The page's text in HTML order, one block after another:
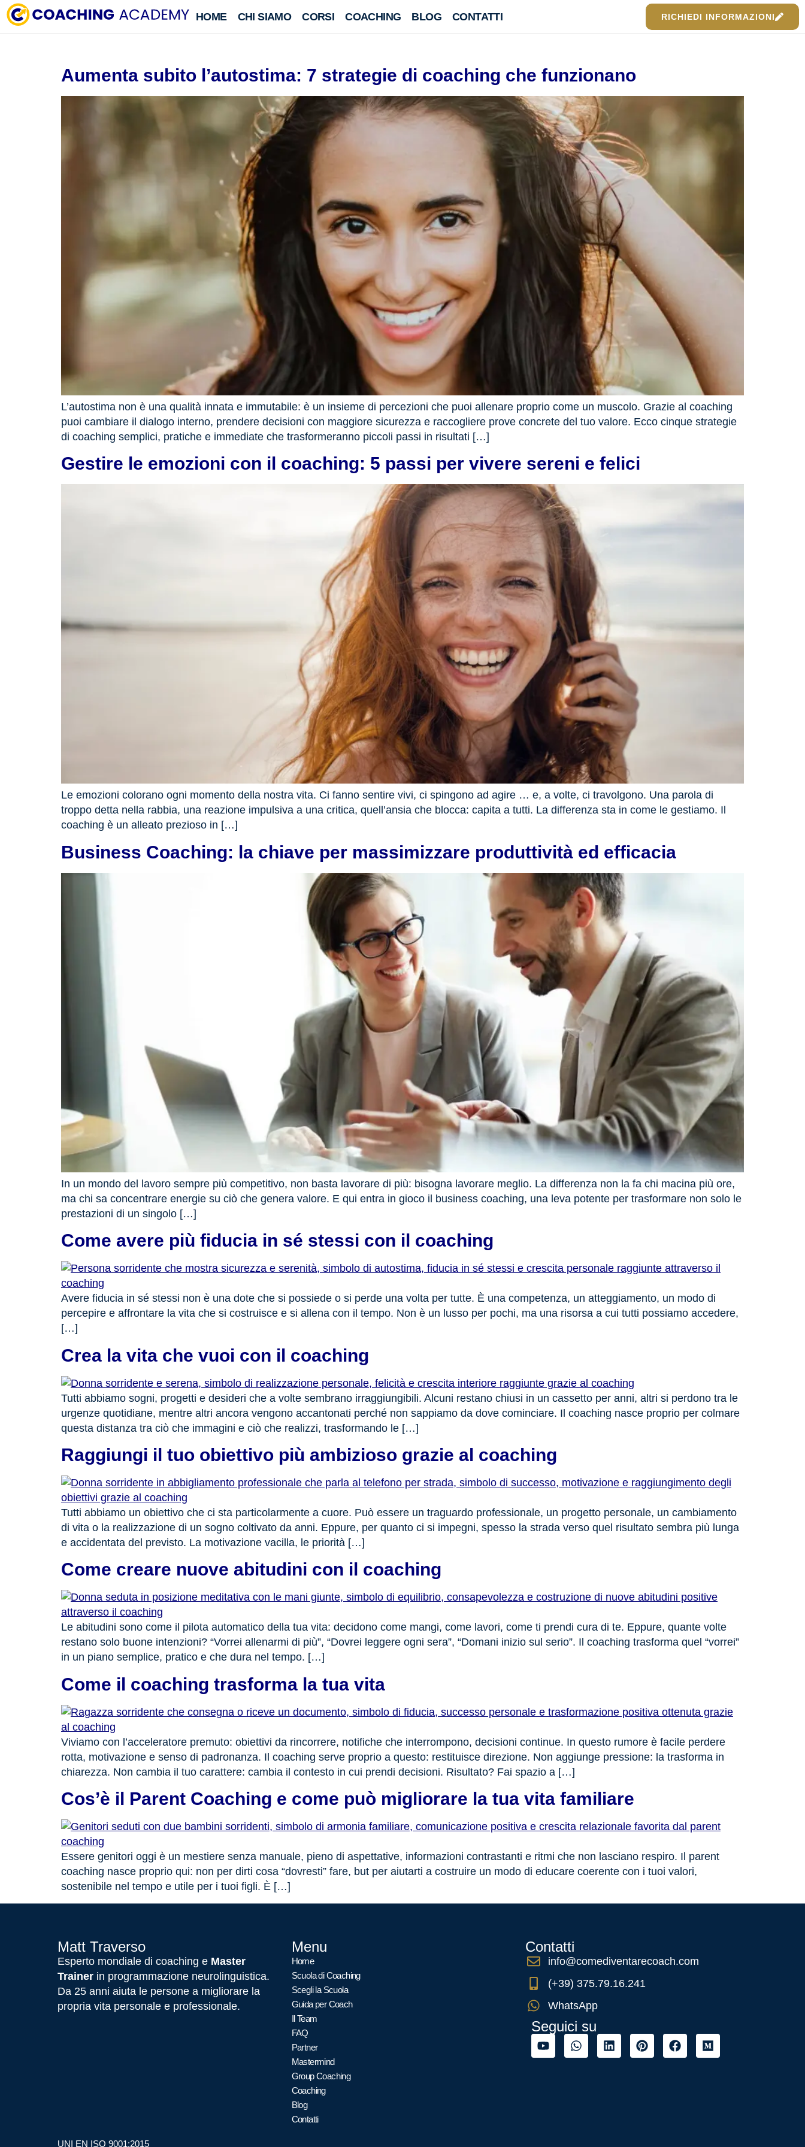
HOME CHI SIAMO CORSI COACHING BLOG CONTATTI RICHIEDI INFORMAZIONI
Aumenta subito l’autostima: 7 strategie di coaching che funzionano
L’autostima non è una qualità innata e immutabile: è un insieme di percezioni che puoi allenare proprio come un muscolo. Grazie al coaching
puoi cambiare il dialogo interno, prendere decisioni con maggiore sicurezza e raccogliere prove concrete del tuo valore. Ecco cinque strategie
di coaching semplici, pratiche e immediate che trasformeranno piccoli passi in risultati […]
Gestire le emozioni con il coaching: 5 passi per vivere sereni e felici
Le emozioni colorano ogni momento della nostra vita. Ci fanno sentire vivi, ci spingono ad agire … e, a volte, ci travolgono. Una parola di
troppo detta nella rabbia, una reazione impulsiva a una critica, quell’ansia che blocca: capita a tutti. La differenza sta in come le gestiamo. Il
coaching è un alleato prezioso in […]
Business Coaching: la chiave per massimizzare produttività ed efficacia
In un mondo del lavoro sempre più competitivo, non basta lavorare di più: bisogna lavorare meglio. La differenza non la fa chi macina più ore,
ma chi sa concentrare energie su ciò che genera valore. E qui entra in gioco il business coaching, una leva potente per trasformare non solo le
prestazioni di un singolo […]
Come avere più fiducia in sé stessi con il coaching
Avere fiducia in sé stessi non è una dote che si possiede o si perde una volta per tutte. È una competenza, un atteggiamento, un modo di
percepire e affrontare la vita che si costruisce e si allena con il tempo. Non è un lusso per pochi, ma una risorsa a cui tutti possiamo accedere,
[…]
Crea la vita che vuoi con il coaching
Tutti abbiamo sogni, progetti e desideri che a volte sembrano irraggiungibili. Alcuni restano chiusi in un cassetto per anni, altri si perdono tra le
urgenze quotidiane, mentre altri ancora vengono accantonati perché non sappiamo da dove cominciare. Il coaching nasce proprio per colmare
questa distanza tra ciò che immagini e ciò che realizzi, trasformando le […]
Raggiungi il tuo obiettivo più ambizioso grazie al coaching
Tutti abbiamo un obiettivo che ci sta particolarmente a cuore. Può essere un traguardo professionale, un progetto personale, un cambiamento
di vita o la realizzazione di un sogno coltivato da anni. Eppure, per quanto ci si impegni, spesso la strada verso quel risultato sembra più lunga
e accidentata del previsto. La motivazione vacilla, le priorità […]
Come creare nuove abitudini con il coaching
Le abitudini sono come il pilota automatico della tua vita: decidono come mangi, come lavori, come ti prendi cura di te. Eppure, quante volte
restano solo buone intenzioni? “Vorrei allenarmi di più”, “Dovrei leggere ogni sera”, “Domani inizio sul serio”. Il coaching trasforma quel “vorrei”
in un piano semplice, pratico e che dura nel tempo. […]
Come il coaching trasforma la tua vita
Viviamo con l’acceleratore premuto: obiettivi da rincorrere, notifiche che interrompono, decisioni continue. In questo rumore è facile perdere
rotta, motivazione e senso di padronanza. Il coaching serve proprio a questo: restituisce direzione. Non aggiunge pressione: la trasforma in
chiarezza. Non cambia il tuo carattere: cambia il contesto in cui prendi decisioni. Risultato? Fai spazio a […]
Cos’è il Parent Coaching e come può migliorare la tua vita familiare
Essere genitori oggi è un mestiere senza manuale, pieno di aspettative, informazioni contrastanti e ritmi che non lasciano respiro. Il parent
coaching nasce proprio qui: non per dirti cosa “dovresti” fare, but per aiutarti a costruire un modo di educare coerente con i tuoi valori,
sostenibile nel tempo e utile per i tuoi figli. È […]
Matt Traverso
Esperto mondiale di coaching e Master
Trainer in programmazione neurolinguistica.
Da 25 anni aiuta le persone a migliorare la
propria vita personale e professionale.
Menu
Home
Scuola di Coaching
Scegli la Scuola
Guida per Coach
Il Team
FAQ
Partner
Mastermind
Group Coaching
Coaching
Blog
Contatti
Contatti
info@comediventarecoach.com
(+39) 375.79.16.241
WhatsApp
Seguici su
UNI EN ISO 9001:2015